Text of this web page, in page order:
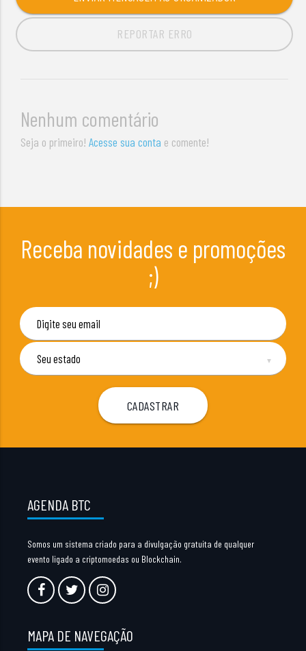
REPORTAR ERRO
Nenhum comentário
Seja o primeiro!Acesse sua conta e comente!
Receba novidades e promoções
;)
▼
AGENDA BTC
Somos um sistema criado para a divulgação gratuita de qualquer
evento ligado a criptomoedas ou Blockchain.
MAPA DE NAVEGAÇÃO